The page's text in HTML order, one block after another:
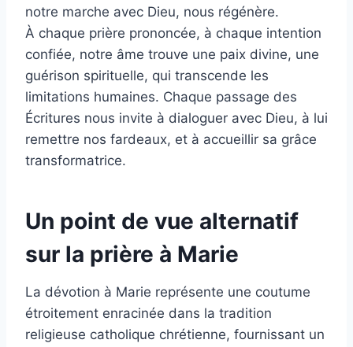
notre marche avec Dieu, nous régénère.
À chaque prière prononcée, à chaque intention
confiée, notre âme trouve une paix divine, une
guérison spirituelle, qui transcende les
limitations humaines. Chaque passage des
Écritures nous invite à dialoguer avec Dieu, à lui
remettre nos fardeaux, et à accueillir sa grâce
transformatrice.
Un point de vue alternatif
sur la prière à Marie
La dévotion à Marie représente une coutume
étroitement enracinée dans la tradition
religieuse catholique chrétienne, fournissant un